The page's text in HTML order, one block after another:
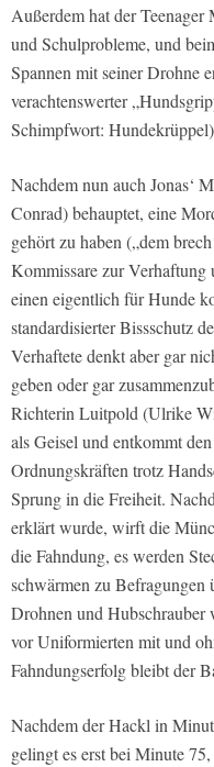
Außerdem hat der
und Schulprobleme, und
Spannen mit seiner Drohne
verachtenswerter
Schimpfwort:
Nachdem nun auch Jonas‘
Conrad) behauptet, eine
gehört zu haben („dem
Kommissare zur Verhaftung
einen eigentlich für Hunde
standardisierter Bissschutz
Verhaftete denkt aber gar
geben oder gar
Richterin Luitpold (Ulrike
als Geisel und entkommt
Ordnungskräften trotz
Sprung in die Freiheit.
erklärt wurde, wirft die
die Fahndung, es werden
schwärmen zu Befragungen
Drohnen und Hubschrauber
vor Uniformierten mit und
Fahndungserfolg bleibt der
Nachdem der Hackl in
gelingt es erst bei Minute